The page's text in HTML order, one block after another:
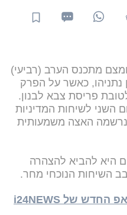
מתכנס הערב (רביעי)
כאשר על הפרק
פריסת צבא לבנון.
השני לשיחות המדיניות
נרשמה האצה משמעותית
היא להביא להצהרה
השיחות הנוכחי מחר.
>>> הצטרפו לערוץ הוואטסאפ החדש של i24NEWS